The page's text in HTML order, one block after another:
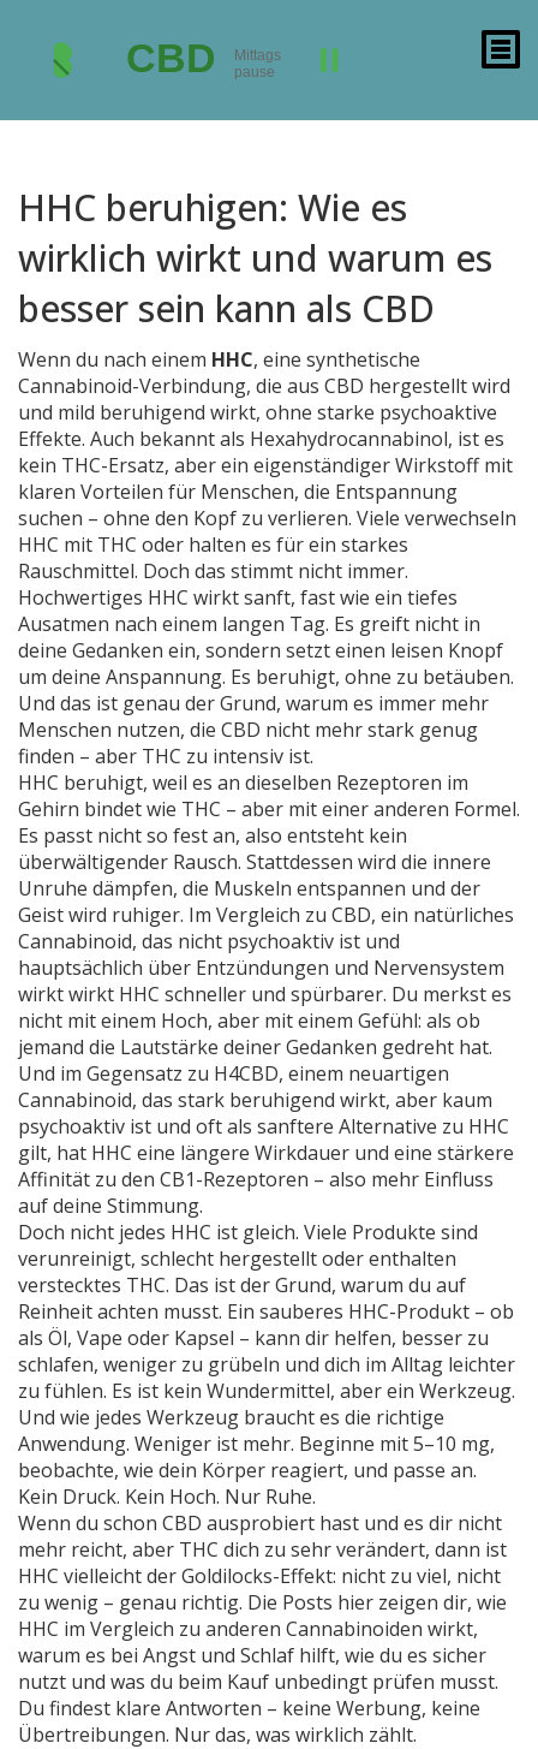
HHC beruhigen: Wie es
wirklich wirkt und warum es
besser sein kann als CBD
Wenn du nach einem HHC, eine synthetische
Cannabinoid-Verbindung, die aus CBD hergestellt wird
und mild beruhigend wirkt, ohne starke psychoaktive
Effekte. Auch bekannt als Hexahydrocannabinol, ist es
kein THC-Ersatz, aber ein eigenständiger Wirkstoff mit
klaren Vorteilen für Menschen, die Entspannung
suchen – ohne den Kopf zu verlieren. Viele verwechseln
HHC mit THC oder halten es für ein starkes
Rauschmittel. Doch das stimmt nicht immer.
Hochwertiges HHC wirkt sanft, fast wie ein tiefes
Ausatmen nach einem langen Tag. Es greift nicht in
deine Gedanken ein, sondern setzt einen leisen Knopf
um deine Anspannung. Es beruhigt, ohne zu betäuben.
Und das ist genau der Grund, warum es immer mehr
Menschen nutzen, die CBD nicht mehr stark genug
finden – aber THC zu intensiv ist.
HHC beruhigt, weil es an dieselben Rezeptoren im
Gehirn bindet wie THC – aber mit einer anderen Formel.
Es passt nicht so fest an, also entsteht kein
überwältigender Rausch. Stattdessen wird die innere
Unruhe dämpfen, die Muskeln entspannen und der
Geist wird ruhiger. Im Vergleich zu CBD, ein natürliches
Cannabinoid, das nicht psychoaktiv ist und
hauptsächlich über Entzündungen und Nervensystem
wirktwirkt HHC schneller und spürbarer. Du merkst es
nicht mit einem Hoch, aber mit einem Gefühl: als ob
jemand die Lautstärke deiner Gedanken gedreht hat.
Und im Gegensatz zu H4CBD, einem neuartigen
Cannabinoid, das stark beruhigend wirkt, aber kaum
psychoaktiv ist und oft als sanftere Alternative zu HHC
gilt, hat HHC eine längere Wirkdauer und eine stärkere
Affinität zu den CB1-Rezeptoren – also mehr Einfluss
auf deine Stimmung.
Doch nicht jedes HHC ist gleich. Viele Produkte sind
verunreinigt, schlecht hergestellt oder enthalten
verstecktes THC. Das ist der Grund, warum du auf
Reinheit achten musst. Ein sauberes HHC-Produkt – ob
als Öl, Vape oder Kapsel – kann dir helfen, besser zu
schlafen, weniger zu grübeln und dich im Alltag leichter
zu fühlen. Es ist kein Wundermittel, aber ein Werkzeug.
Und wie jedes Werkzeug braucht es die richtige
Anwendung. Weniger ist mehr. Beginne mit 5–10 mg,
beobachte, wie dein Körper reagiert, und passe an.
Kein Druck. Kein Hoch. Nur Ruhe.
Wenn du schon CBD ausprobiert hast und es dir nicht
mehr reicht, aber THC dich zu sehr verändert, dann ist
HHC vielleicht der Goldilocks-Effekt: nicht zu viel, nicht
zu wenig – genau richtig. Die Posts hier zeigen dir, wie
HHC im Vergleich zu anderen Cannabinoiden wirkt,
warum es bei Angst und Schlaf hilft, wie du es sicher
nutzt und was du beim Kauf unbedingt prüfen musst.
Du findest klare Antworten – keine Werbung, keine
Übertreibungen. Nur das, was wirklich zählt.